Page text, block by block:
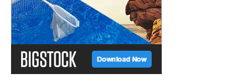
k
a
m
s
t